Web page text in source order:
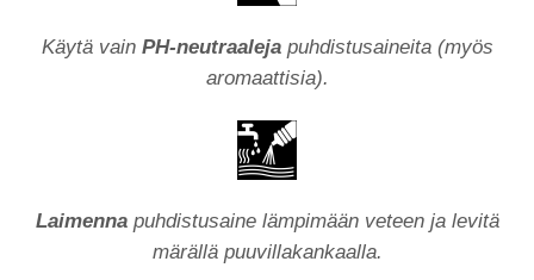
Käytä vain PH-neutraalejapuhdistusaineita (myös
aromaattisia).
Laimennapuhdistusaine lämpimään veteen ja levitä
märällä puuvillakankaalla.